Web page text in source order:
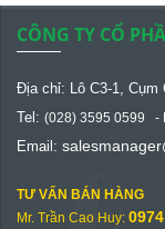
CÔNG TY CỔ
Địa chỉ: Lô C3-1, Cụm
Tel: (028) 3595 0599 -
Email:
TƯ VẤN BÁN HÀNG
Mr. Trần Cao Huy: